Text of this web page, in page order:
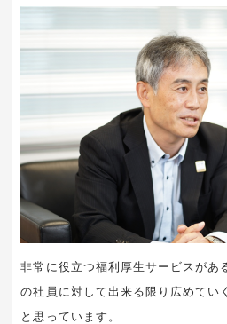
非常に役立つ福利厚生サービスがあ
の社員に対して出来る限り広めてい
と思っています。